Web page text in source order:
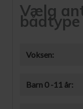
Vælg
bådtype
Voksen:
Barn 0 -11 år: